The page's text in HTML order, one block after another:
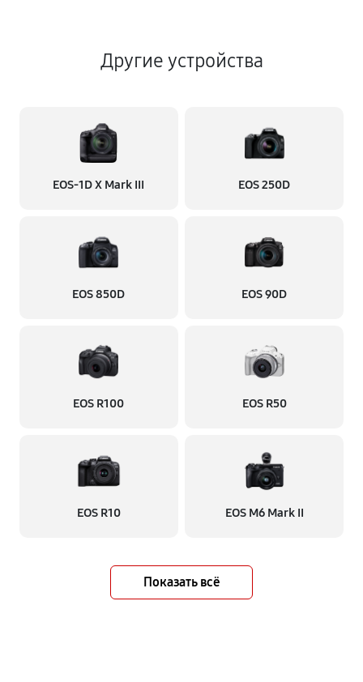
Другие устройства
EOS‑1D X Mark III EOS 250D
EOS 850D EOS 90D
EOS R100 EOS R50
EOS R10 EOS M6 Mark II
Показать всё